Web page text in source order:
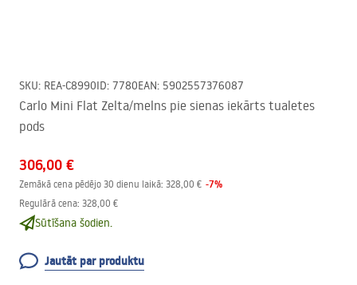
SKU: REA-C8990ID: 7780EAN: 5902557376087
Carlo Mini Flat Zelta/melns pie sienas iekārts tualetes
pods
306,00 €
Zemākā cena pēdējo 30 dienu laikā: 328,00 € -7%
Regulārā cena: 328,00 €
Sūtīšana šodien.
Jautāt par produktu